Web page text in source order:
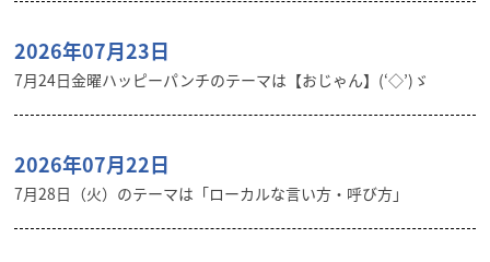
2026年07月23日
7月24日金曜ハッピーパンチのテーマは【おじゃん】(‘◇’)ゞ
2026年07月22日
7月28日（火）のテーマは「ローカルな言い方・呼び方」